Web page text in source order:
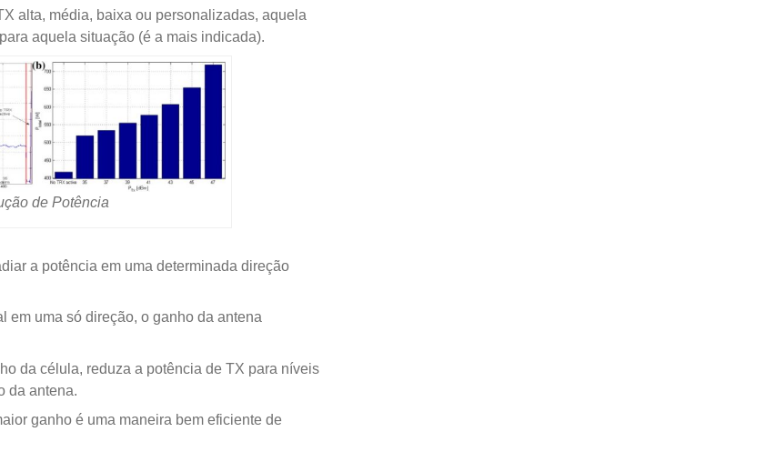
alta, média, baixa ou personalizadas, aquela
aquela situação (é a mais indicada).
de Potência
a potência em uma determinada direção
em uma só direção, o ganho da antena
da célula, reduza a potência de TX para níveis
da antena.
ganho é uma maneira bem eficiente de